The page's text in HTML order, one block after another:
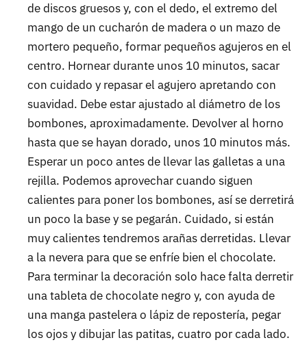
de discos gruesos y, con el dedo, el extremo del
mango de un cucharón de madera o un mazo de
mortero pequeño, formar pequeños agujeros en el
centro. Hornear durante unos 10 minutos, sacar
con cuidado y repasar el agujero apretando con
suavidad. Debe estar ajustado al diámetro de los
bombones, aproximadamente. Devolver al horno
hasta que se hayan dorado, unos 10 minutos más.
Esperar un poco antes de llevar las galletas a una
rejilla. Podemos aprovechar cuando siguen
calientes para poner los bombones, así se derretirá
un poco la base y se pegarán. Cuidado, si están
muy calientes tendremos arañas derretidas. Llevar
a la nevera para que se enfríe bien el chocolate.
Para terminar la decoración solo hace falta derretir
una tableta de chocolate negro y, con ayuda de
una manga pastelera o lápiz de repostería, pegar
los ojos y dibujar las patitas, cuatro por cada lado.